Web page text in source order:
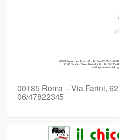
00185 Roma – Via Farini,
06/47822345